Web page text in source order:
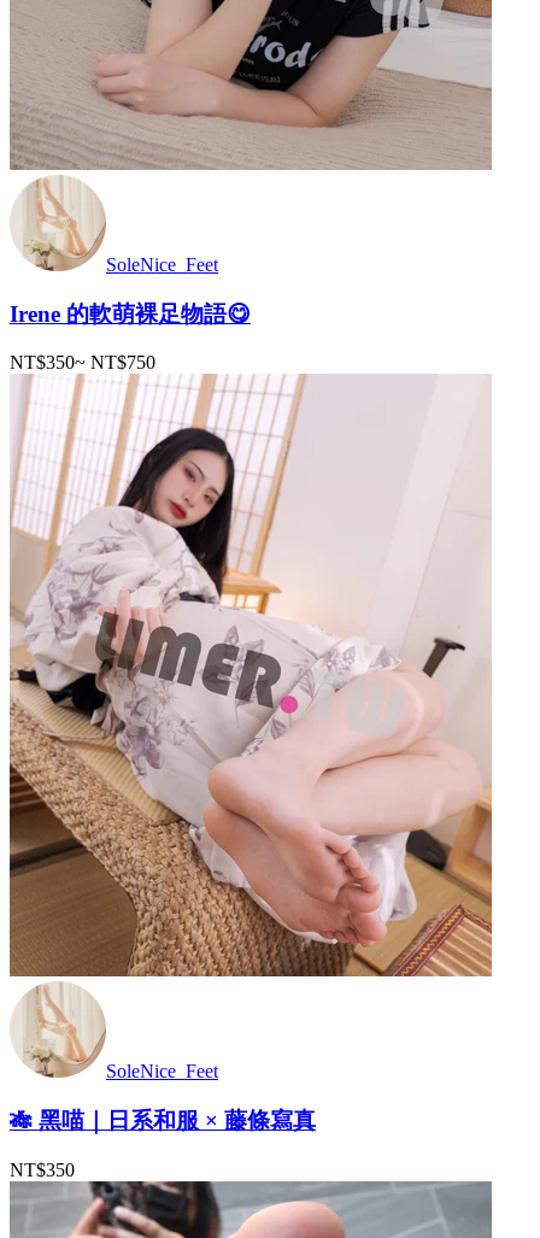
SoleNice_Feet
Irene 的軟萌裸足物語😋
NT$350~ NT$750
SoleNice_Feet
🎋 黑喵｜日系和服 × 藤條寫真
NT$350